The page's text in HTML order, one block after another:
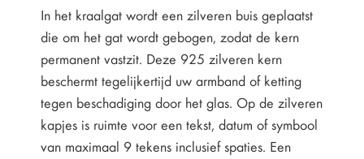
In het kraalgat wordt een zilveren buis geplaatst
die om het gat wordt gebogen, zodat de kern
permanent vastzit. Deze 925 zilveren kern
beschermt tegelijkertijd uw armband of ketting
tegen beschadiging door het glas. Op de zilveren
kapjes is ruimte voor een tekst, datum of symbool
van maximaal 9 tekens inclusief spaties. Een